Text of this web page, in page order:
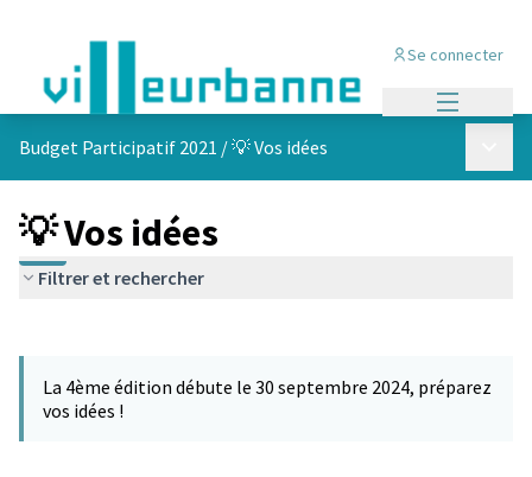
Se connecter
Budget Participatif 2021 /💡 Vos idées
💡 Vos idées
Filtrer et rechercher
La 4ème édition débute le 30 septembre 2024, préparez
vos idées !